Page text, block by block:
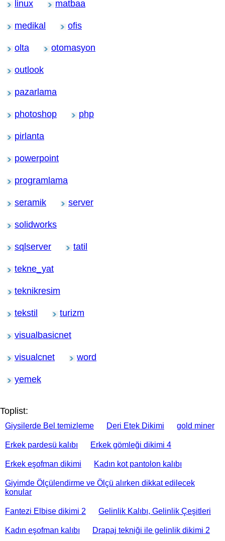
linux matbaa
medikal ofis
olta otomasyon
outlook
pazarlama
photoshop php
pirlanta
powerpoint
programlama
seramik server
solidworks
sqlserver tatil
tekne_yat
teknikresim
tekstil turizm
visualbasicnet
visualcnet word
yemek
Toplist:
Giysilerde Bel temizleme Deri Etek Dikimi gold miner
Erkek pardesü kalıbı Erkek gömleği dikimi 4
Erkek eşofman dikimi Kadın kot pantolon kalıbı
Giyimde Ölçülendirme ve Ölçü alırken dikkat edilecek
konular
Fantezi Elbise dikimi 2 Gelinlik Kalıbı, Gelinlik Çeşitleri
Kadın eşofman kalıbı Drapaj tekniği ile gelinlik dikimi 2